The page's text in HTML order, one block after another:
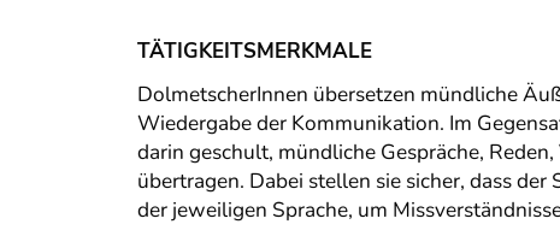
TÄTIGKEITSMERKMALE
DolmetscherInnen übersetzen mündliche
Wiedergabe der Kommunikation. Im
darin geschult, mündliche Gespräche,
übertragen. Dabei stellen sie sicher, dass
der jeweiligen Sprache, um